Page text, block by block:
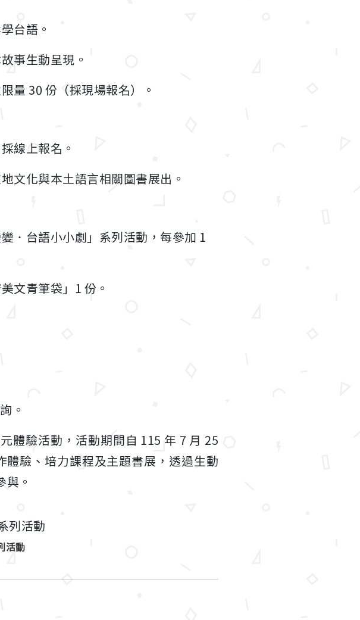
台語。
事生動呈現。
量 30 份（採現場報名）。
線上報名。
文化與本土語言相關圖書展出。
．台語小小劇」系列活動，每參加 1
文青筆袋」1 份。
。
體驗活動，活動期間自 115 年 7 月 25
體驗、培力課程及主題書展，透過生動
。
活動